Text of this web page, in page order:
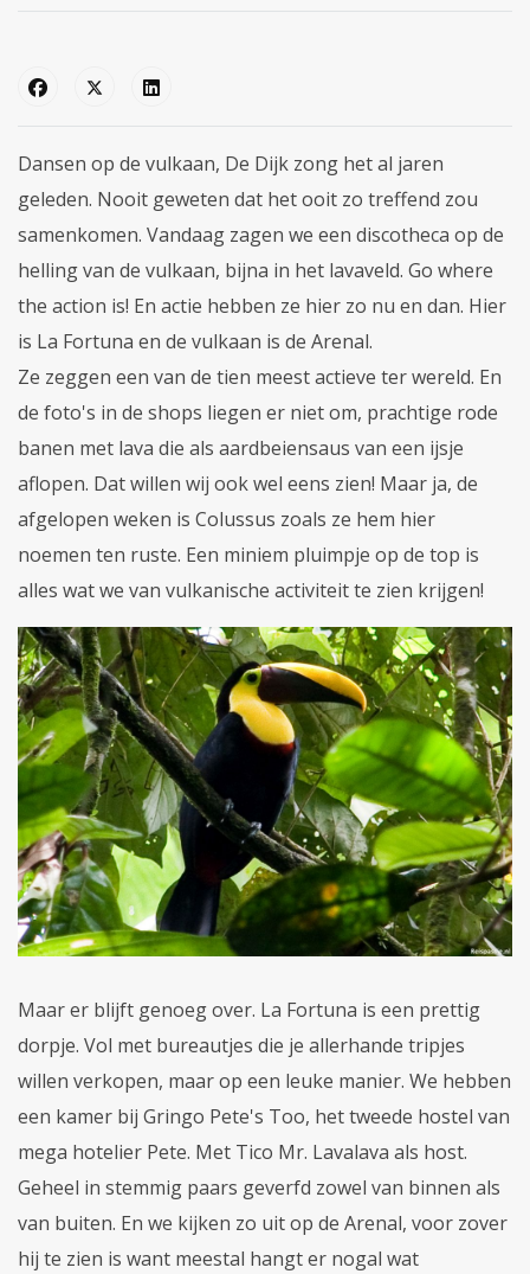
Dansen op de vulkaan, De Dijk zong het al jaren
geleden. Nooit geweten dat het ooit zo treffend zou
samenkomen. Vandaag zagen we een discotheca op de
helling van de vulkaan, bijna in het lavaveld. Go where
the action is! En actie hebben ze hier zo nu en dan. Hier
is La Fortuna en de vulkaan is de Arenal.
Ze zeggen een van de tien meest actieve ter wereld. En
de foto's in de shops liegen er niet om, prachtige rode
banen met lava die als aardbeiensaus van een ijsje
aflopen. Dat willen wij ook wel eens zien! Maar ja, de
afgelopen weken is Colussus zoals ze hem hier
noemen ten ruste. Een miniem pluimpje op de top is
alles wat we van vulkanische activiteit te zien krijgen!
Maar er blijft genoeg over. La Fortuna is een prettig
dorpje. Vol met bureautjes die je allerhande tripjes
willen verkopen, maar op een leuke manier. We hebben
een kamer bij Gringo Pete's Too, het tweede hostel van
mega hotelier Pete. Met Tico Mr. Lavalava als host.
Geheel in stemmig paars geverfd zowel van binnen als
van buiten. En we kijken zo uit op de Arenal, voor zover
hij te zien is want meestal hangt er nogal wat